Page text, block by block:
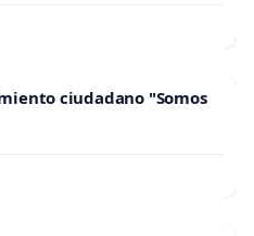
ciudadano "Somos